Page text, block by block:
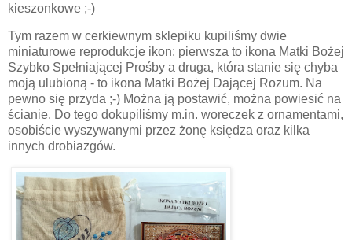
kieszonkowe ;-)
Tym razem w cerkiewnym sklepiku kupiliśmy dwie
miniaturowe reprodukcje ikon: pierwsza to ikona Matki Bożej
Szybko Spełniającej Prośby a druga, która stanie się chyba
moją ulubioną - to ikona Matki Bożej Dającej Rozum. Na
pewno się przyda ;-) Można ją postawić, można powiesić na
ścianie. Do tego dokupiliśmy m.in. woreczek z ornamentami,
osobiście wyszywanymi przez żonę księdza oraz kilka
innych drobiazgów.